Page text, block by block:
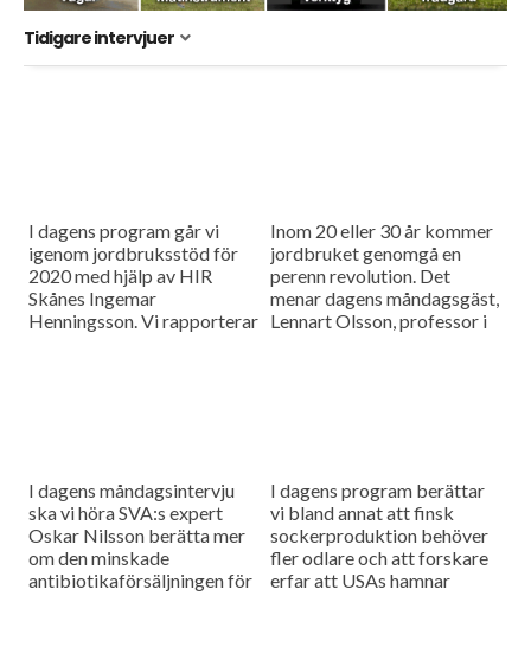
Tidigare intervjuer
I dagens program går vi
igenom jordbruksstöd för
2020 med hjälp av HIR
Skånes Ingemar
Henningsson. Vi rapporterar
Inom 20 eller 30 år kommer
jordbruket genomgå en
perenn revolution. Det
menar dagens måndagsgäst,
Lennart Olsson, professor i
I dagens måndagsintervju
ska vi höra SVA:s expert
Oskar Nilsson berätta mer
om den minskade
antibiotikaförsäljningen för
I dagens program berättar
vi bland annat att finsk
sockerproduktion behöver
fler odlare och att forskare
erfar att USAs hamnar